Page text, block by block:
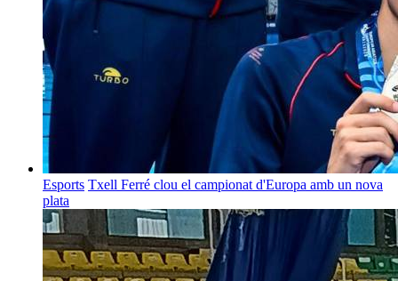
Esports Txell Ferré clou el campionat d'Europa amb un nova
plata